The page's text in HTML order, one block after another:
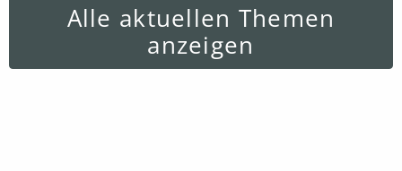
Alle aktuellen Themen
anzeigen